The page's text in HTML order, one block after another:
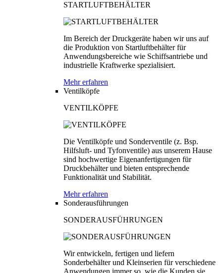
STARTLUFTBEHÄLTER
Im Bereich der Druckgeräte haben wir uns auf
die Produktion von Startluftbehälter für
Anwendungsbereiche wie Schiffsantriebe und
industrielle Kraftwerke spezialisiert.
Mehr erfahren
Ventilköpfe
VENTILKÖPFE
Die Ventilköpfe und Sonderventile (z. Bsp.
Hilfsluft- und Tyfonventile) aus unserem Hause
sind hochwertige Eigenanfertigungen für
Druckbehälter und bieten entsprechende
Funktionalität und Stabilität.
Mehr erfahren
Sonderausführungen
SONDERAUSFÜHRUNGEN
Wir entwickeln, fertigen und liefern
Sonderbehälter und Kleinserien für verschiedene
Anwendungen immer so, wie die Kunden sie